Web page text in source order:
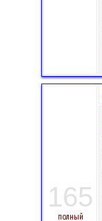
165
полный